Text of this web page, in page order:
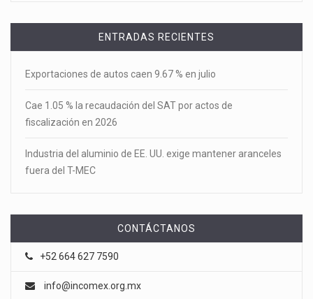
ENTRADAS RECIENTES
Exportaciones de autos caen 9.67 % en julio
Cae 1.05 % la recaudación del SAT por actos de
fiscalización en 2026
Industria del aluminio de EE. UU. exige mantener aranceles
fuera del T-MEC
CONTÁCTANOS
+52 664 627 7590
info@incomex.org.mx